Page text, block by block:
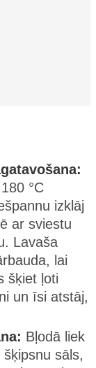
°C
izklāj
ar sviestu
Lavaša
lai
šķiet ļoti
un īsi atstāj,
Bļodā liek
sāls,